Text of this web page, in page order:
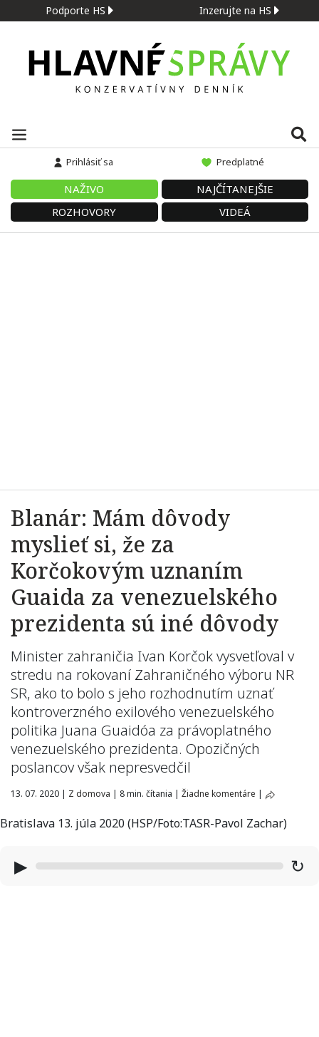
Podporte HS Inzerujte na HS
Prihlásiť sa Predplatné
NAŽIVO
NAJČÍTANEJŠIE
ROZHOVORY
VIDEÁ
Blanár: Mám dôvody
myslieť si, že za
Korčokovým uznaním
Guaida za venezuelského
prezidenta sú iné dôvody
Minister zahraničia Ivan Korčok vysvetľoval v
stredu na rokovaní Zahraničného výboru NR
SR, ako to bolo s jeho rozhodnutím uznať
kontroverzného exilového venezuelského
politika Juana Guaidóa za právoplatného
venezuelského prezidenta. Opozičných
poslancov však nepresvedčil
13. 07. 2020 | Z domova | 8 min. čítania | Žiadne komentáre |
Bratislava 13. júla 2020 (HSP/Foto:TASR-Pavol Zachar)
▶ ↻